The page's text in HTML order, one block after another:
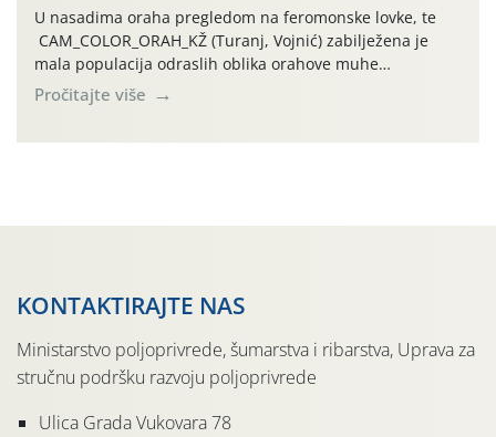
U nasadima oraha pregledom na feromonske lovke, te
CAM_COLOR_ORAH_KŽ (Turanj, Vojnić) zabilježena je
mala populacija odraslih oblika orahove muhe
(Rhagoletis completa). Niska brojnost može se objasniti
činjenicom da je riječ o mladim nasadima s vrlo malim
Pročitajte više
KONTAKTIRAJTE NAS
Ministarstvo poljoprivrede, šumarstva i ribarstva, Uprava za
stručnu podršku razvoju poljoprivrede
Ulica Grada Vukovara 78